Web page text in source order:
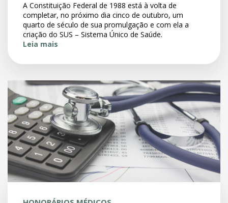
A Constituição Federal de 1988 está à volta de
completar, no próximo dia cinco de outubro, um
quarto de século de sua promulgação e com ela a
criação do SUS – Sistema Único de Saúde.
Leia mais